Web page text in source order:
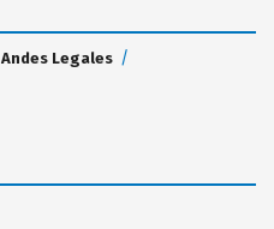
Andes Legales